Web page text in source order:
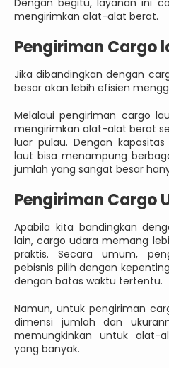
Dengan begitu, layanan ini
mengirimkan alat-alat berat.
Pengiriman Cargo
Jika dibandingkan dengan
besar akan lebih efisien
Melalaui pengiriman cargo
mengirimkan alat-alat berat
luar pulau. Dengan
laut bisa menampung
jumlah yang sangat besar
Pengiriman Cargo
Apabila kita bandingkan
lain, cargo udara memang
praktis. Secara umum,
pebisnis pilih dengan
dengan batas waktu tertentu.
Namun, untuk pengiriman
dimensi jumlah dan
memungkinkan untuk alat-
yang banyak.